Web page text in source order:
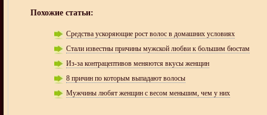
Похожие статьи:
Средства ускоряющие рост волос в домашних условиях
Стали известны причины мужской любви к большим бюстам
Из-за контрацептивов меняются вкусы женщин
8 причин по которым выпадают волосы
Мужчины любят женщин с весом меньшим, чем у них